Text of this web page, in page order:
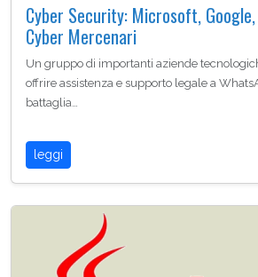
Cyber Security: Microsoft,
Cyber Mercenari
Un gruppo di importanti aziende
offrire assistenza e supporto legale a
battaglia…
leggi